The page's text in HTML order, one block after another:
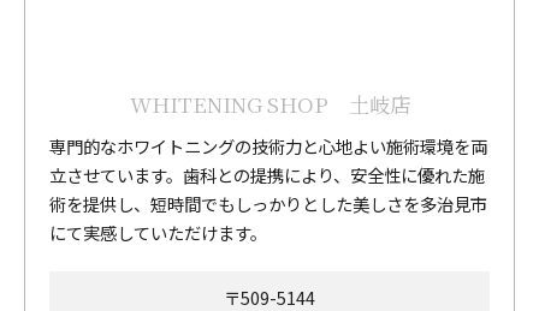
WHITENING SHOP 土岐店
専門的なホワイトニングの技術力と心地よい施術環境を両
立させています。歯科との提携により、安全性に優れた施
術を提供し、短時間でもしっかりとした美しさを多治見市
にて実感していただけます。
〒509-5144